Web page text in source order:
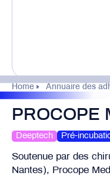
Home Annuaire des
PROCOPE
Deeptech Pré-
Soutenue par des
Nantes), Procope